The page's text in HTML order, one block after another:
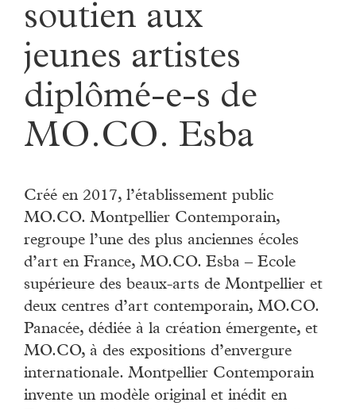
soutien aux
jeunes artistes
diplômé-e-s de
MO.CO. Esba
Créé en 2017, l’établissement public
MO.CO. Montpellier Contemporain,
regroupe l’une des plus anciennes écoles
d’art en France, MO.CO. Esba – Ecole
supérieure des beaux-arts de Montpellier et
deux centres d’art contemporain, MO.CO.
Panacée, dédiée à la création émergente, et
MO.CO, à des expositions d’envergure
internationale. Montpellier Contemporain
invente un modèle original et inédit en